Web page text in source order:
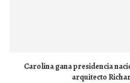
Carolina gana presidencia
arquitecto